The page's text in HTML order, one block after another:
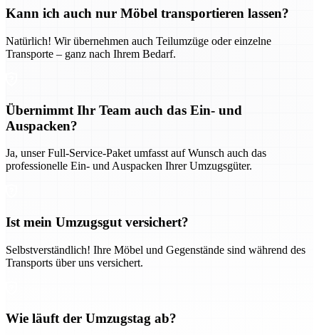
Kann ich auch nur Möbel transportieren lassen?
Natürlich! Wir übernehmen auch Teilumzüge oder einzelne
Transporte – ganz nach Ihrem Bedarf.
Übernimmt Ihr Team auch das Ein- und
Auspacken?
Ja, unser Full-Service-Paket umfasst auf Wunsch auch das
professionelle Ein- und Auspacken Ihrer Umzugsgüter.
Ist mein Umzugsgut versichert?
Selbstverständlich! Ihre Möbel und Gegenstände sind während des
Transports über uns versichert.
Wie läuft der Umzugstag ab?